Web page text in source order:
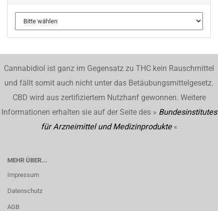
Cannabidiol ist ganz im Gegensatz zu THC kein Rauschmittel
und fällt somit auch nicht unter das Betäubungsmittelgesetz.
CBD wird aus zertifiziertem Nutzhanf gewonnen. Weitere
Informationen erhalten sie auf der Seite des » Bundesinstitutes
für Arzneimittel und Medizinprodukte«
MEHR ÜBER...
Impressum
Datenschutz
AGB